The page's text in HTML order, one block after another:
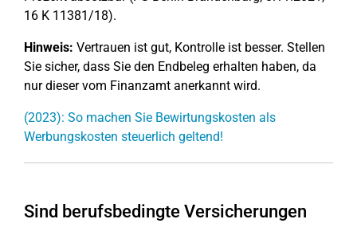
16 K 11381/18).
Hinweis: Vertrauen ist gut, Kontrolle ist besser. Stellen
Sie sicher, dass Sie den Endbeleg erhalten haben, da
nur dieser vom Finanzamt anerkannt wird.
(2023): So machen Sie Bewirtungskosten als
Werbungskosten steuerlich geltend!
Sind berufsbedingte Versicherungen